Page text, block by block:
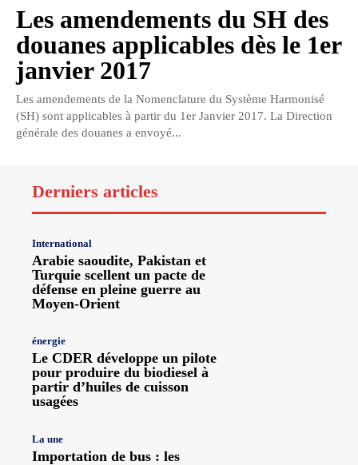
Les amendements du SH des
douanes applicables dès le 1er
janvier 2017
Les amendements de la Nomenclature du Système Harmonisé
(SH) sont applicables à partir du 1er Janvier 2017. La Direction
générale des douanes a envoyé...
Derniers articles
International
Arabie saoudite, Pakistan et
Turquie scellent un pacte de
défense en pleine guerre au
Moyen-Orient
énergie
Le CDER développe un pilote
pour produire du biodiesel à
partir d’huiles de cuisson
usagées
La une
Importation de bus : les